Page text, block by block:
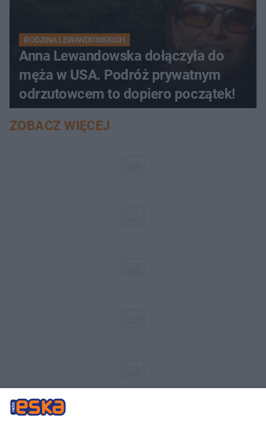
RODZINA LEWANDOWSKICH
Anna Lewandowska dołączyła do
męża w USA. Podróż prywatnym
odrzutowcem to dopiero początek!
ZOBACZ WIĘCEJ